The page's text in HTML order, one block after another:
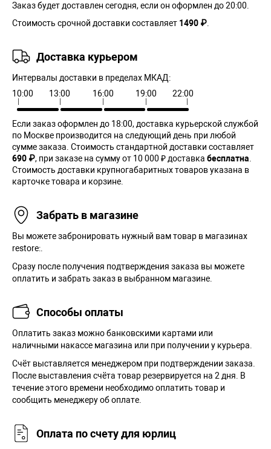
Заказ будет доставлен сегодня, если он оформлен до 20:00.
Стоимость срочной доставки составляет 1490 ₽
Доставка курьером
Интервалы доставки в пределах МКАД:
10:00
13:00 16:00 19:00 22:00
Если заказ оформлен до 18:00, доставка курьерской службой
по Москве производится на следующий день при любой
сумме заказа. Cтоимость стандартной доставки составляет
690 ₽, при заказе на сумму от 10 000 ₽ доставка бесплатна
Стоимость доставки крупногабаритных товаров указана в
карточке товара и корзине.
Забрать в магазине
Вы можете забронировать нужный вам товар в магазинах
restore:.
Сразу после получения подтверждения заказа вы можете
оплатить и забрать заказ в выбранном магазине.
Способы оплаты
Оплатить заказ можно банковскими картами или
наличными накассе магазина или при получении у курьера.
Cчёт выставляется менеджером при подтверждении заказа.
После выставления счёта товар резервируется на 2 дня. В
течение этого времени необходимо оплатить товар и
сообщить менеджеру об оплате.
Оплата по счету для юрлиц